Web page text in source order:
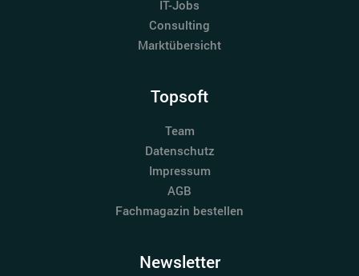
IT-Jobs
Consulting
Marktübersicht
Topsoft
Team
Datenschutz
Impressum
AGB
Fachmagazin bestellen
Newsletter